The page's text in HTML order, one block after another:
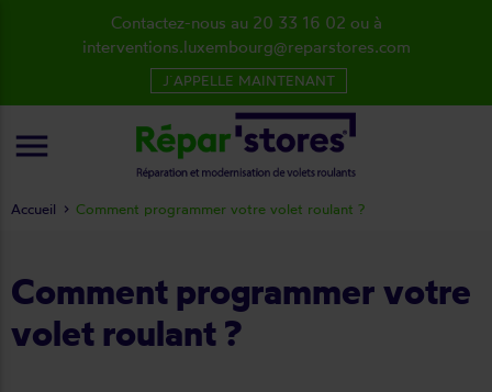
Comment programmer votre
volet roulant ?
Accueil Comment programmer votre volet roulant ?
Contactez-nous au 20 33 16 02 ou à
interventions.luxembourg@reparstores.com
J´APPELLE MAINTENANT
menu